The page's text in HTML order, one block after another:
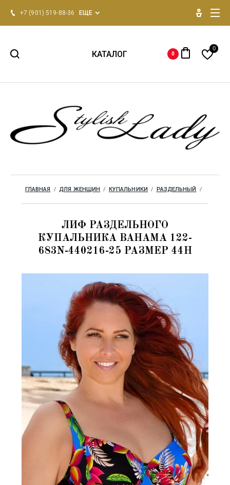
+7 (901) 519-88-36 ЕЩЕ
КАТАЛОГ
Для женщин
Одежда для дома
Бренды
0
0
ГЛАВНАЯ
  /
ДЛЯ ЖЕНЩИН
  /
КУПАЛЬНИКИ
  /
РАЗДЕЛЬНЫЙ
  /
ЛИФ РАЗДЕЛЬНОГО
КУПАЛЬНИКА BAHAMA 122-
683N-440216-25 РАЗМЕР 44H